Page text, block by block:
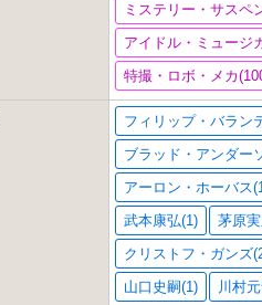
ミステリー・サスペ
アイドル・ミュージ
特撮・ロボ・メカ
フィリップ・バラン
ブラッド・アンダー
アーロン・ホーバス
武本康弘(1)
茅原
クリストフ・ガンズ
山口史嗣(1)
川村